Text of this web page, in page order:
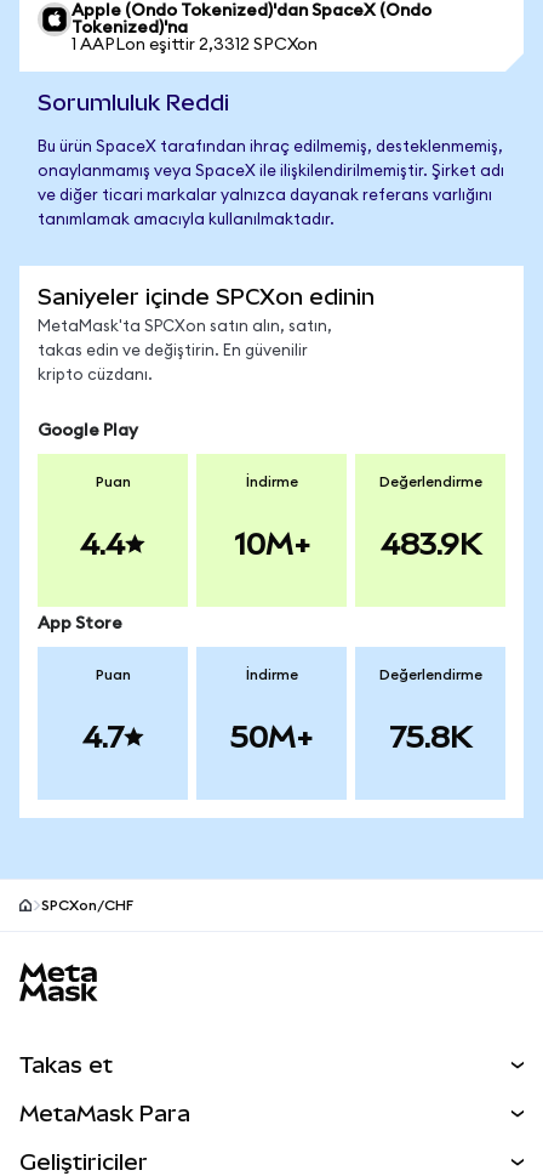
Apple (Ondo Tokenized)'dan SpaceX (Ondo
Tokenized)'na
1 AAPLon eşittir 2,3312 SPCXon
Sorumluluk Reddi
Bu ürün SpaceX tarafından ihraç edilmemiş, desteklenmemiş,
onaylanmamış veya SpaceX ile ilişkilendirilmemiştir. Şirket adı
ve diğer ticari markalar yalnızca dayanak referans varlığını
tanımlamak amacıyla kullanılmaktadır.
Saniyeler içinde SPCXon edinin
MetaMask'ta SPCXon satın alın, satın,
takas edin ve değiştirin. En güvenilir
kripto cüzdanı.
Google Play
Puan
4.4
İndirme
10M+
Değerlendirme
483.9K
App Store
Puan
4.7
İndirme
50M+
Değerlendirme
75.8K
SPCXon/CHF
Takas et
MetaMask Para
Geliştiriciler